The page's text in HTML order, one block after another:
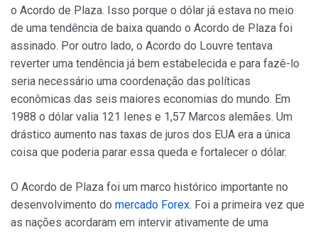
o Acordo de Plaza. Isso porque o dólar já estava no meio
de uma tendência de baixa quando o Acordo de Plaza foi
assinado. Por outro lado, o Acordo do Louvre tentava
reverter uma tendência já bem estabelecida e para fazê-lo
seria necessário uma coordenação das políticas
econômicas das seis maiores economias do mundo. Em
1988 o dólar valia 121 Ienes e 1,57 Marcos alemães. Um
drástico aumento nas taxas de juros dos EUA era a única
coisa que poderia parar essa queda e fortalecer o dólar.
O Acordo de Plaza foi um marco histórico importante no
desenvolvimento do mercado Forex. Foi a primeira vez que
as nações acordaram em intervir ativamente de uma